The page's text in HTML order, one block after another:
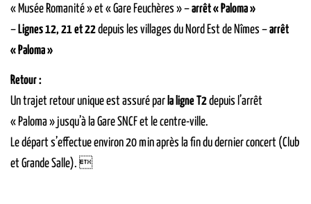
« Musée Romanité » et « Gare Feuchères » –arrêt « Paloma »
– Lignes 12, 21 et 22depuis les villages du Nord Est de Nîmes –arrêt
« Paloma »
Retour :
Un trajet retour unique est assuré par la ligne T2depuis l’arrêt
« Paloma » jusqu’à la Gare SNCF et le centre-ville.
Le départ s’effectue environ 20 min après la fin du dernier concert (Club
et Grande Salle). 